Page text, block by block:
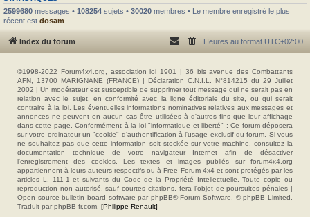
2599680 messages • 108254 sujets • 30020 membres • Le membre enregistré le plus
récent est dosam
Index du forum Heures au format UTC+02:00
©1998-2022 Forum4x4.org, association loi 1901 | 36 bis avenue des Combattants
AFN, 13700 MARIGNANE (FRANCE) | Déclaration C.N.I.L. N°814215 du 29 Juillet
2002 | Un modérateur est susceptible de supprimer tout message qui ne serait pas en
relation avec le sujet, en conformité avec la ligne éditoriale du site, ou qui serait
contraire à la loi. Les éventuelles informations nominatives relatives aux messages et
annonces ne peuvent en aucun cas être utilisées à d'autres fins que leur affichage
dans cette page. Conformément à la loi "informatique et liberté" : Ce forum déposera
sur votre ordinateur un "cookie" d’authentification à l'usage exclusif du forum. Si vous
ne souhaitez pas que cette information soit stockée sur votre machine, consultez la
documentation technique de votre navigateur Internet afin de désactiver
l'enregistrement des cookies. Les textes et images publiés sur forum4x4.org
appartiennent à leurs auteurs respectifs ou à Free Forum 4x4 et sont protégés par les
articles L. 111-1 et suivants du Code de la Propriété Intellectuelle. Toute copie ou
reproduction non autorisé, sauf courtes citations, fera l'objet de poursuites pénales |
Open source bulletin board software par phpBB® Forum Software, © phpBB Limited.
Traduit par phpBB-fr.com. [Philippe Renault]